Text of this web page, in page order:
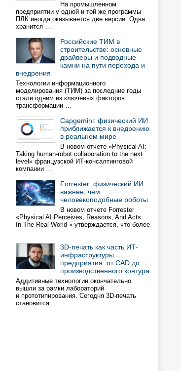
На промышленном
предприятии у одной и той же программы
ПЛК иногда оказывается две версии. Одна
хранится …
Российские ТИМ в
строительстве: основные
драйверы и подводные
камни на пути перехода и
внедрения
Технологии информационного
моделирования (ТИМ) за последние годы
стали одним из ключевых факторов
трансформации …
Capgemini: физический ИИ
приближается к внедрению
в реальном мире
В новом отчете «Physical AI:
Taking human-robot collaboration to the next
level» французской ИТ-консалтинговой
компании …
Forrester: физический ИИ
важнее, чем
человекоподобные роботы
В новом отчете Forrester
«Physical AI Perceives, Reasons, And Acts
In The Real World » утверждается, что более
…
3D-печать как часть ИТ-
инфраструктуры
предприятия: от CAD до
производственного контура
Аддитивные технологии окончательно
вышли за рамки лабораторий
и прототипирования. Сегодня 3D-печать
становится …